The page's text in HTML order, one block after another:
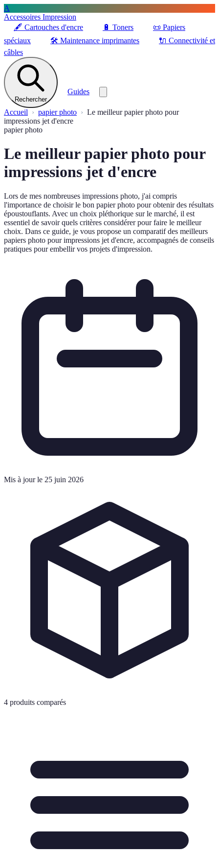
A
Accessoires Impression
🖋️ Cartouches d'encre 🔋 Toners 📜 Papiers
spéciaux
🛠️ Maintenance imprimantes 🔌 Connectivité et
câbles
Rechercher
Guides
Accueil papier photo
Le meilleur papier photo pour
impressions jet d'encre
papier photo
Le meilleur papier photo pour
impressions jet d'encre
Lors de mes nombreuses impressions photo, j'ai compris
l'importance de choisir le bon papier photo pour obtenir des résultats
époustouflants. Avec un choix pléthorique sur le marché, il est
essentiel de savoir quels critères considérer pour faire le meilleur
choix. Dans ce guide, je vous propose un comparatif des meilleurs
papiers photo pour impressions jet d'encre, accompagnés de conseils
pratiques pour embellir vos projets d'impression.
Mis à jour le 25 juin 2026
4 produits comparés